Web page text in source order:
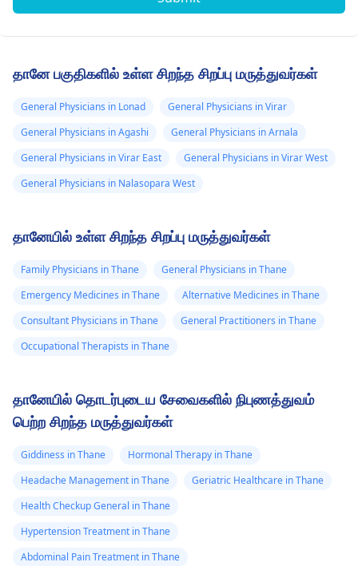
தானே பகுதிகளில் உள்ள சிறந்த சிறப்பு மருத்துவர்கள்
General Physicians in Lonad
General Physicians in Virar
General Physicians in Agashi
General Physicians in Arnala
General Physicians in Virar East
General Physicians in Virar West
General Physicians in Nalasopara West
தானேயில் உள்ள சிறந்த சிறப்பு மருத்துவர்கள்
Family Physicians in Thane
General Physicians in Thane
Emergency Medicines in Thane
Alternative Medicines in Thane
Consultant Physicians in Thane
General Practitioners in Thane
Occupational Therapists in Thane
தானேயில் தொடர்புடைய சேவைகளில் நிபுணத்துவம்
பெற்ற சிறந்த மருத்துவர்கள்
Giddiness in Thane
Hormonal Therapy in Thane
Headache Management in Thane
Geriatric Healthcare in Thane
Health Checkup General in Thane
Hypertension Treatment in Thane
Abdominal Pain Treatment in Thane